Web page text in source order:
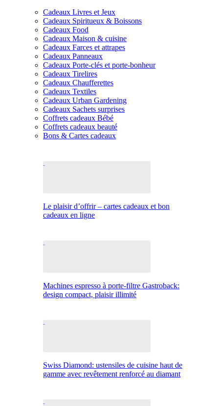
Cadeaux Livres et Jeux
Cadeaux Spiritueux & Boissons
Cadeaux Food
Cadeaux Maison & cuisine
Cadeaux Farces et attrapes
Cadeaux Panneaux
Cadeaux Porte-clés et porte-bonheur
Cadeaux Tirelires
Cadeaux Chaufferettes
Cadeaux Textiles
Cadeaux Urban Gardening
Cadeaux Sachets surprises
Coffrets cadeaux Bébé
Coffrets cadeaux beauté
Bons & Cartes cadeaux
Le plaisir d’offrir – cartes cadeaux et bon
cadeaux en ligne
Machines espresso à porte-filtre Gastroback:
design compact, plaisir illimité
Swiss Diamond: ustensiles de cuisine haut de
gamme avec revêtement renforcé au diamant